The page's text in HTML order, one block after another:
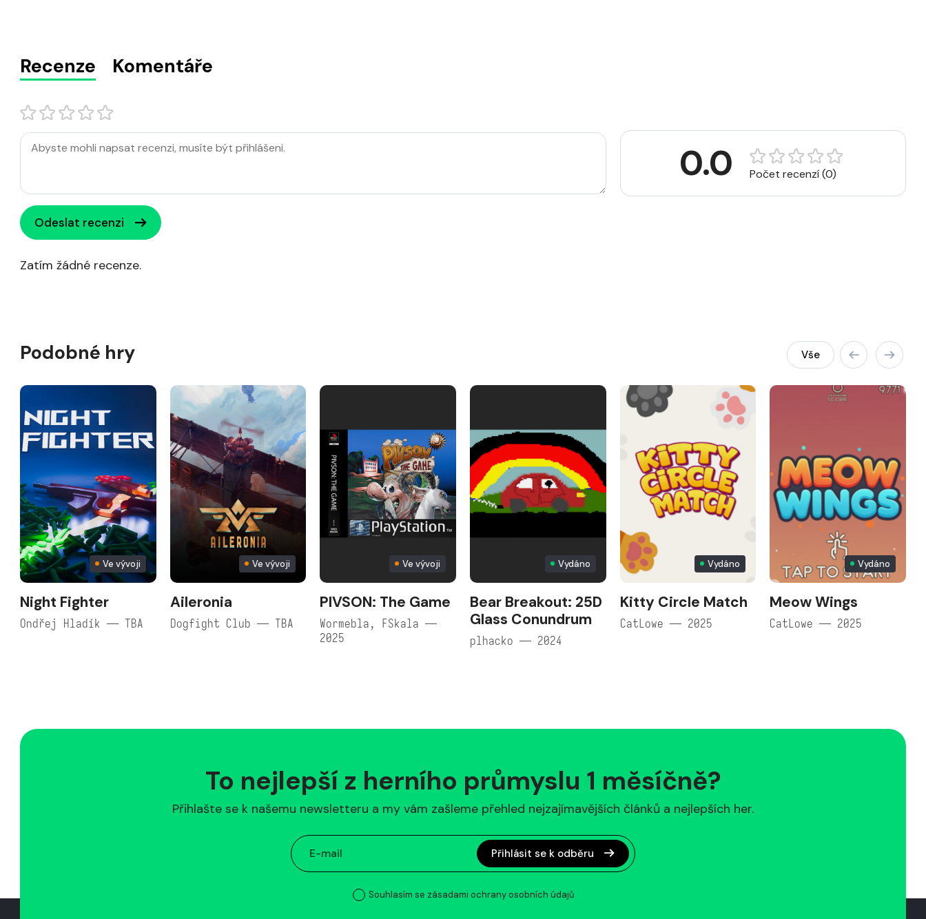
Recenze Komentáře
Odeslat recenzi
Zatím žádné recenze.
0.0 Počet recenzí (0)
Podobné hry Vše
Ve vývoji
Night Fighter
Ondřej Hladík — TBA
Ve vývoji
Aileronia
Dogfight Club — TBA
Ve vývoji
PIVSON: The Game
Wormebla, FSkala —
2025
Vydáno
Bear Breakout: 25D
Glass Conundrum
plhacko — 2024
Vydáno
Kitty Circle Match
CatLowe — 2025
Vydáno
Meow Wings
CatLowe — 2025
To nejlepší z herního průmyslu 1 měsíčně?
Přihlašte se k našemu newsletteru a my vám zašleme přehled nejzajímavějších článků a nejlepších her.
Přihlásit se k odběru
Souhlasím se zásadami ochrany osobních údajů